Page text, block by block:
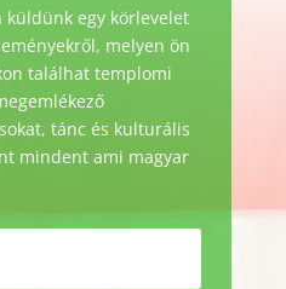
egy körlevelet
melyen ön
találhat templomi
tánc és kulturális
mindent ami magyar